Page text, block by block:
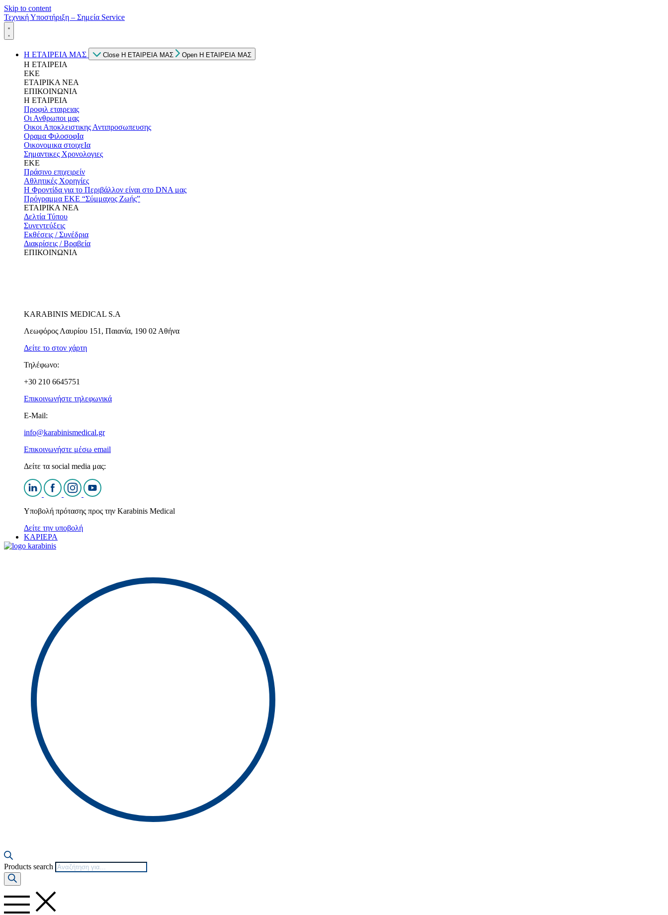
Skip to content
Τεχνική Υποστήριξη – Σημεία Service
Η ΕΤΑΙΡΕΙΑ ΜΑΣ Close Η ΕΤΑΙΡΕΙΑ ΜΑΣ Open Η ΕΤΑΙΡΕΙΑ ΜΑΣ
Η ΕΤΑΙΡΕΙΑ
ΕΚΕ
ΕΤΑΙΡΙΚΑ ΝΕΑ
ΕΠΙΚΟΙΝΩΝΙΑ
Η ΕΤΑΙΡΕΙΑ
Προφιλ εταιρειας
Οι Ανθρωποι μας
Οικοι Αποκλειστικης Αντιπροσωπευσης
Οραμα ΦιλοσοφΙα
Οικονομικα στοιχεΙα
Σημαντικες Χρονολογιες
ΕΚΕ
Πράσινο επιχειρείν
Αθλητικές Χορηγίες
Η Φροντίδα για το Περιβάλλον είναι στο DNA μας
Πρόγραμμα ΕΚΕ “Σύμμαχος Ζωής”
ΕΤΑΙΡΙΚΑ ΝΕΑ
Δελτία Τύπου
Συνεντεύξεις
Εκθέσεις / Συνέδρια
Διακρίσεις / Βραβεία
ΕΠΙΚΟΙΝΩΝΙΑ
KARABINIS MEDICAL S.A
Λεωφόρος Λαυρίου 151, Παιανία, 190 02 Αθήνα
Δείτε το στον χάρτη
Τηλέφωνο:
+30 210 6645751
Επικοινωνήστε τηλεφωνικά
E-Mail:
info@karabinismedical.gr
Επικοινωνήστε μέσω email
Δείτε τα social media μας:
Υποβολή πρότασης προς την Karabinis Medical
Δείτε την υποβολή
ΚΑΡΙΕΡΑ
Products search